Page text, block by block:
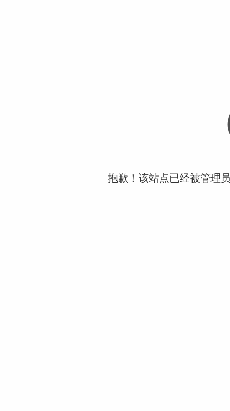
抱歉！该站点已经被管理